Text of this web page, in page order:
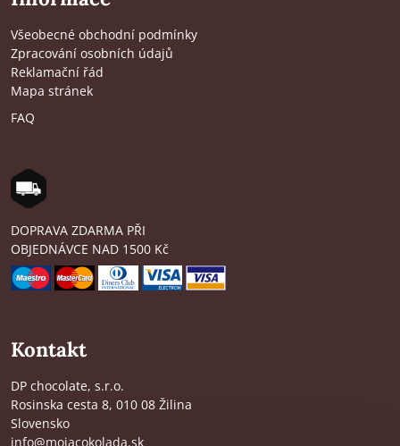
Všeobecné obchodní podmínky
Zpracování osobních údajů
Reklamační řád
Mapa stránek
FAQ
DOPRAVA ZDARMA PŘI
OBJEDNÁVCE NAD 1500 Kč
Kontakt
DP chocolate, s.r.o.
Rosinska cesta 8, 010 08 Žilina
Slovensko
info@mojacokolada.sk